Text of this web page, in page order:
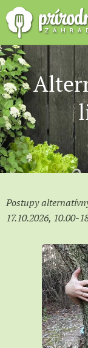
Postupy
17.10.2026, 10.00-